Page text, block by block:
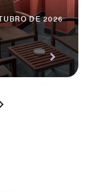
DE 2026